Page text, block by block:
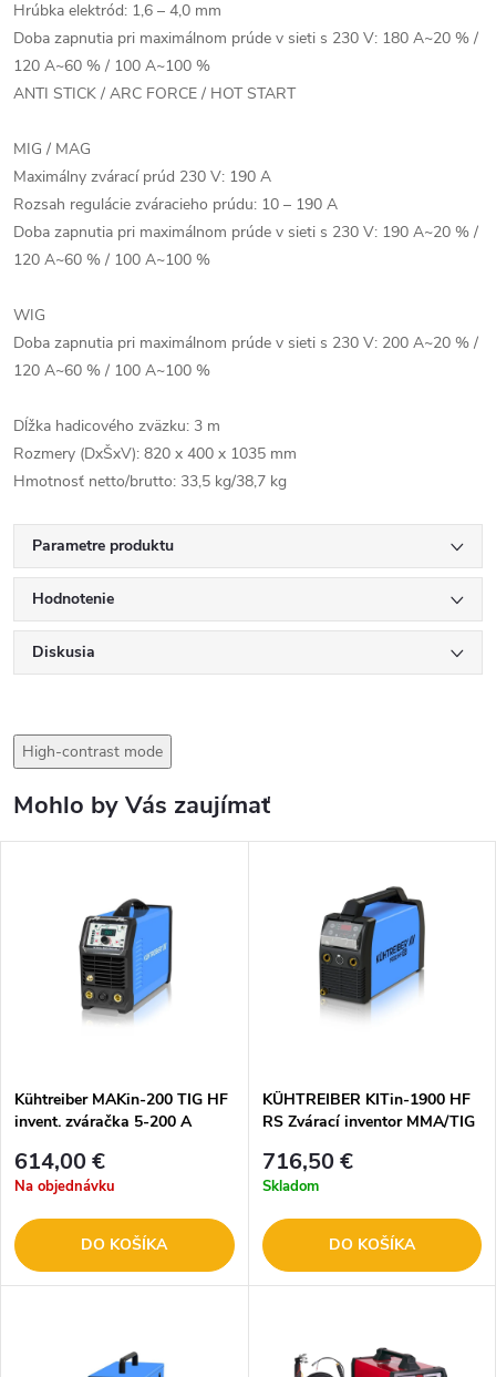
Hrúbka elektród: 1,6 – 4,0 mm
Doba zapnutia pri maximálnom prúde v sieti s 230 V: 180 A~20 % /
120 A~60 % / 100 A~100 %
ANTI STICK / ARC FORCE / HOT START
MIG / MAG
Maximálny zvárací prúd 230 V: 190 A
Rozsah regulácie zváracieho prúdu: 10 – 190 A
Doba zapnutia pri maximálnom prúde v sieti s 230 V: 190 A~20 % /
120 A~60 % / 100 A~100 %
WIG
Doba zapnutia pri maximálnom prúde v sieti s 230 V: 200 A~20 % /
120 A~60 % / 100 A~100 %
Dĺžka hadicového zväzku: 3 m
Rozmery (DxŠxV): 820 x 400 x 1035 mm
Hmotnosť netto/brutto: 33,5 kg/38,7 kg
Parametre produktu
Hodnotenie
Diskusia
High-contrast mode
Mohlo by Vás zaujímať
Kühtreiber MAKin-200 TIG HF
invent. zváračka 5-200 A
614,00 €
Na objednávku
DO KOŠÍKA
KÜHTREIBER KITin-1900 HF
RS Zvárací inventor MMA/TIG
716,50 €
Skladom
DO KOŠÍKA